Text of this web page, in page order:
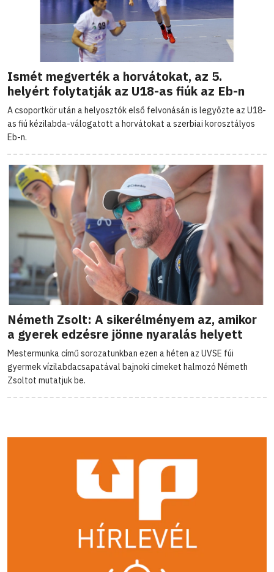
Ismét megverték a horvátokat, az 5.
helyért folytatják az U18-as fiúk az Eb-n
A csoportkör után a helyosztók első felvonásán is legyőzte az U18-
as fiú kézilabda-válogatott a horvátokat a szerbiai korosztályos
Eb-n.
Németh Zsolt: A sikerélményem az, amikor
a gyerek edzésre jönne nyaralás helyett
Mestermunka című sorozatunkban ezen a héten az UVSE fúi
gyermek vízilabdacsapatával bajnoki címeket halmozó Németh
Zsoltot mutatjuk be.